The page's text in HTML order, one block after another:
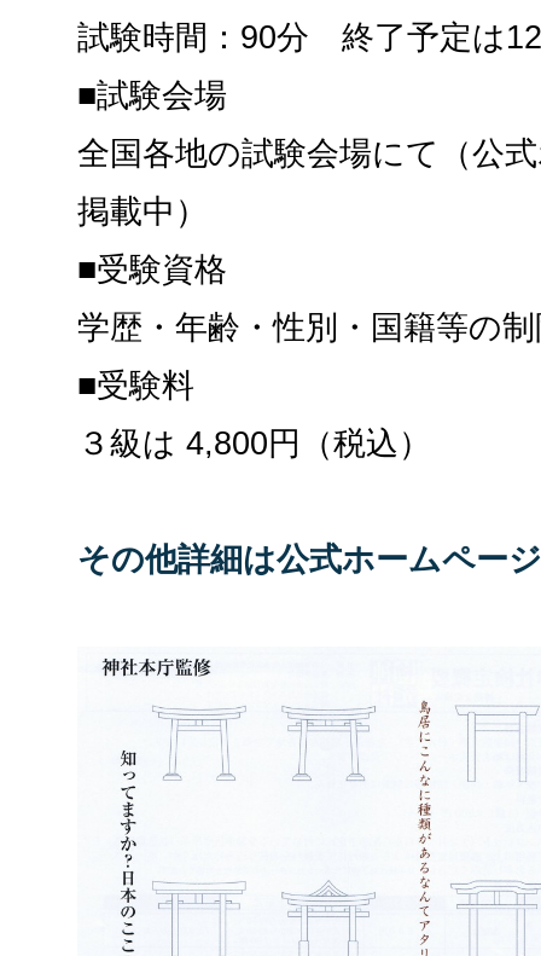
試験時間：90分 終了予定は
■試験会場
全国各地の試験会場にて（公
掲載中）
■受験資格
学歴・年齢・性別・国籍等の
■受験料
３級は 4,800円（税込）
その他詳細は公式ホームページ